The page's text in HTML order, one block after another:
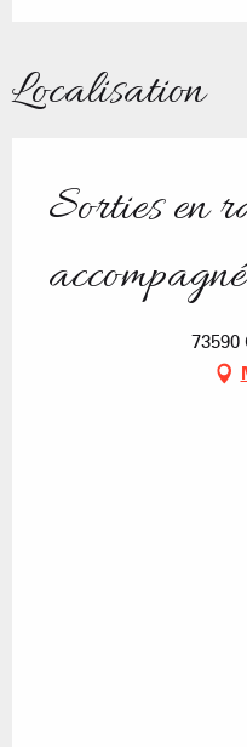
Localisation
Sorties en
73590